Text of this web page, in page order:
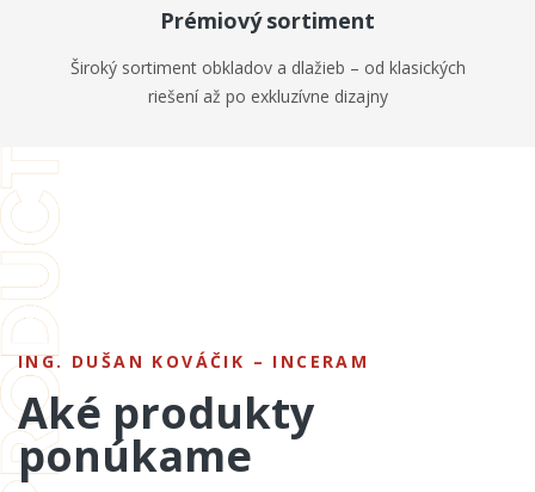
Hlohovec
Sereď
Prémiový sortiment
Široký sortiment obkladov a dlažieb – od klasických
riešení až po exkluzívne dizajny
ING. DUŠAN KOVÁČIK – INCERAM
Aké produkty
ponúkame